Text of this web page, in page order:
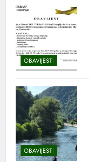
OBAVIJESTI
OBAVIJESTI